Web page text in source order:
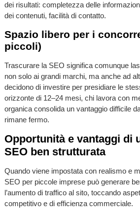
dei risultati: completezza delle
dei contenuti, facilità di contatto.
Spazio libero per i
piccoli)
Trascurare la SEO significa comunque
non solo ai grandi marchi, ma anche ad
decidono di investire per presidiare le
orizzonte di 12–24 mesi, chi lavora con
organica consolida un vantaggio difficile
rimane fermo.
Opportunità e vantaggi di
SEO ben strutturata
Quando viene impostata con realismo e
SEO per piccole imprese può generare
l’aumento di traffico al sito, toccando
competitivo e di efficienza commerciale.